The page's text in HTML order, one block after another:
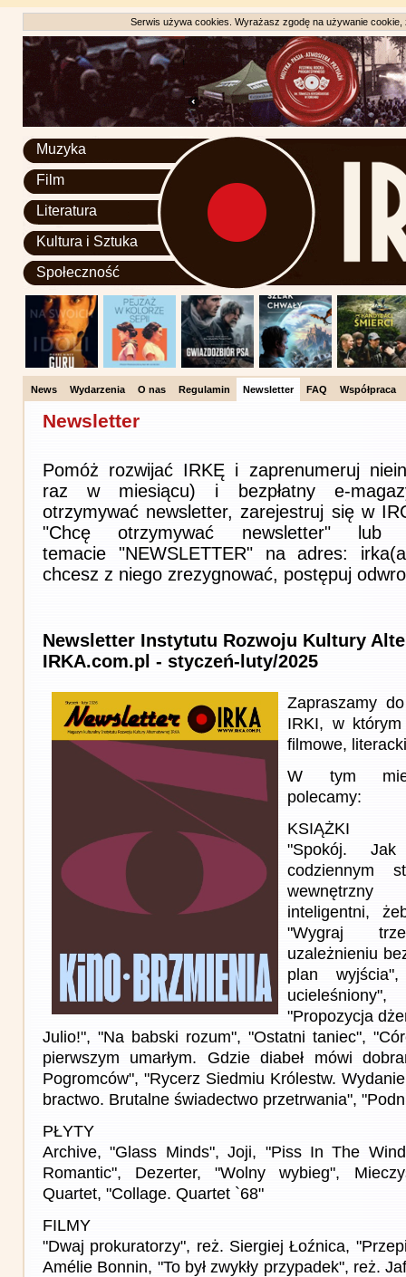
Serwis używa cookies. Wyrażasz zgodę na używanie
Muzyka
Film
Literatura
Kultura i Sztuka
Społeczność
News Wydarzenia O nas Regulamin Newsletter FAQ Współpraca
Newsletter
Pomóż rozwijać IRKĘ i zaprenumeruj
raz w miesiącu) i bezpłatny e-
otrzymywać newsletter, zarejestruj się w
"Chcę otrzymywać newsletter"
temacie "NEWSLETTER" na adres:
chcesz z niego zrezygnować, postępuj
Newsletter Instytutu Rozwoju Kultury
IRKA.com.pl - styczeń-luty/2025
Zapraszamy
IRKI, w
filmowe,
W tym
polecamy:
KSIĄŻKI
"Spokój.
codziennym
inteligentni,
"Wygraj
uzależnieniu
plan
"Propozycja
Julio!", "Na babski rozum", "Ostatni taniec",
pierwszym umarłym. Gdzie diabeł mówi
Pogromców", "Rycerz Siedmiu Królestw.
bractwo. Brutalne świadectwo przetrwania",
PŁYTY
Archive, "Glass Minds", Joji, "Piss In The
Romantic", Dezerter, "Wolny wybieg",
Quartet, "Collage. Quartet `68"
FILMY
"Dwaj prokuratorzy", reż. Siergiej Łoźnica,
Amélie Bonnin, "To był zwykły przypadek", reż.